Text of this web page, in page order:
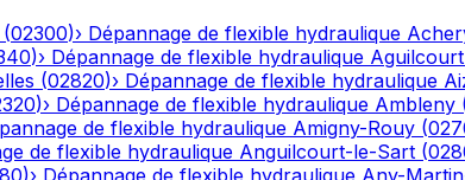
(02300)› Dépannage de flexible hydraulique
)› Dépannage de flexible hydraulique Aguilcourt
(02820)› Dépannage de flexible hydraulique
)› Dépannage de flexible hydraulique Ambleny
de flexible hydraulique Amigny-Rouy (
de flexible hydraulique Anguilcourt-le-Sart (